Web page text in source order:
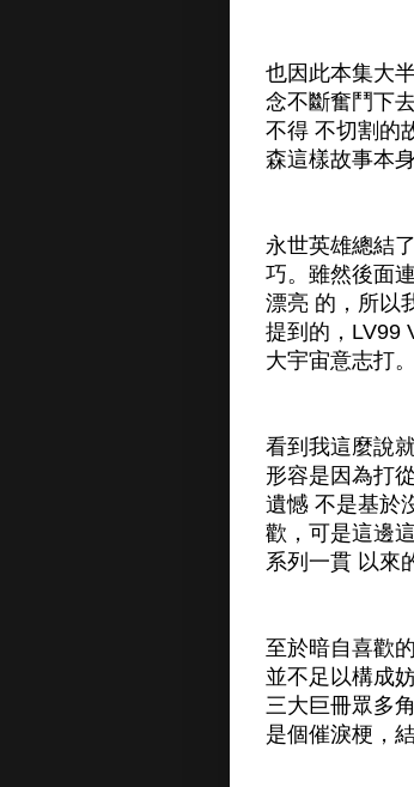
也因此本集大
念不斷奮鬥下
不得 不切割的
森這樣故事本
永世英雄總結
巧。雖然後面
漂亮 的，所以
提到的，LV99
大宇宙意志打。
看到我這麼說
形容是因為打
遺憾 不是基於
歡，可是這邊
系列一貫 以來
至於暗自喜歡
並不足以構成
三大巨冊眾多
是個催淚梗，